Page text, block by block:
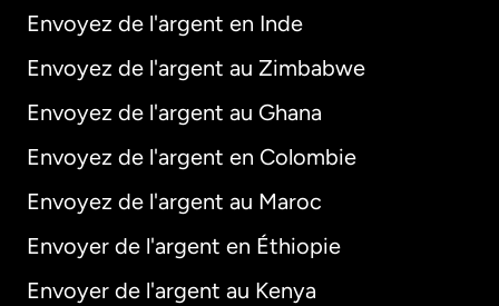
Envoyez de l'argent en Inde
Envoyez de l'argent au Zimbabwe
Envoyez de l'argent au Ghana
Envoyez de l'argent en Colombie
Envoyez de l'argent au Maroc
Envoyer de l'argent en Éthiopie
Envoyer de l'argent au Kenya